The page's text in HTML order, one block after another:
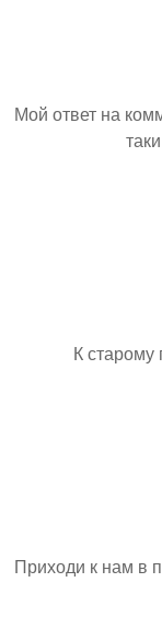
Мой ответ на
К
Приходи к нам в